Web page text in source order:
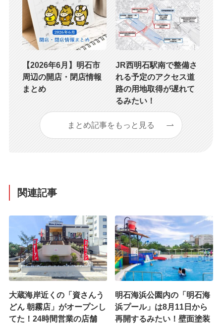
【2026年6月】明石市
周辺の開店・閉店情報
まとめ
JR西明石駅南で整備さ
れる予定のアクセス道
路の用地取得が遅れて
るみたい！
まとめ記事をもっと見る
関連記事
大蔵海岸近くの「資さんう
どん 朝霧店」がオープンし
てた！24時間営業の店舗
明石海浜公園内の「明石海
浜プール」は8月11日から
再開するみたい！壁面塗装